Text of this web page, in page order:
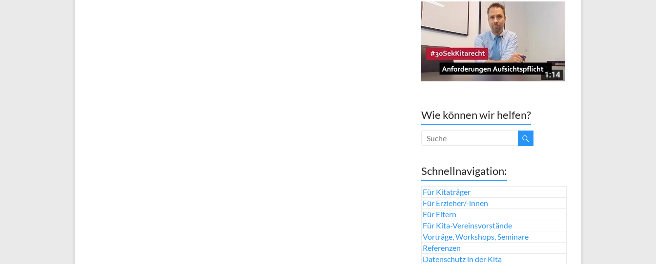
Wie können wir helfen?
Schnellnavigation:
Für Kitaträger
Für Erzieher/-innen
Für Eltern
Für Kita-Vereinsvorstände
Vorträge, Workshops, Seminare
Referenzen
Datenschutz in der Kita